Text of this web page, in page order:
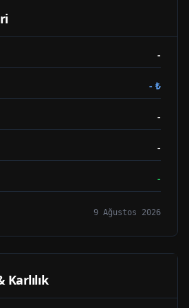
-
- ₺
-
-
-
9 Ağustos 2026